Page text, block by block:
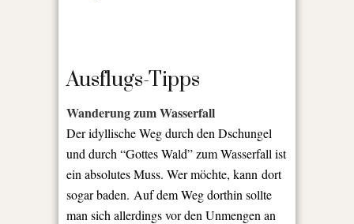
Ausflugs-Tipps
Wanderung zum Wasserfall
Der idyllische Weg durch den Dschungel
und durch “Gottes Wald” zum Wasserfall ist
ein absolutes Muss. Wer möchte, kann dort
sogar baden. Auf dem Weg dorthin sollte
man sich allerdings vor den Unmengen an